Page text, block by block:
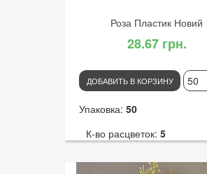
Роза Пластик Новий
28.67 грн.
ДОБАВИТЬ В КОРЗИНУ
Упаковка: 50
К-во расцветок: 5